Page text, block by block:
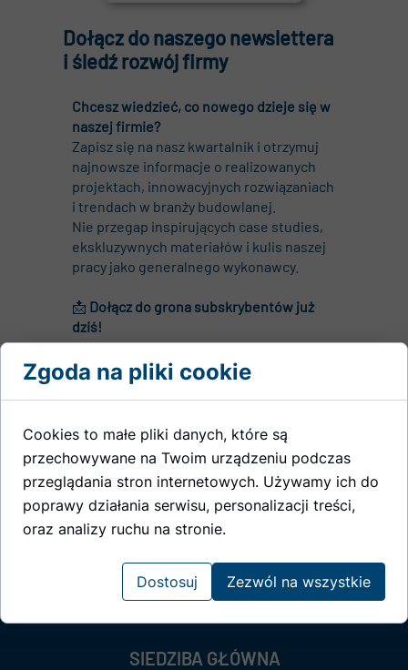
Dołącz do naszego newslettera
i śledźrozwój firmy
Chcesz wiedzieć, co nowego dzieje się w
naszej firmie?
Zapisz się na nasz kwartalnik i otrzymuj
najnowsze informacje o realizowanych
projektach, innowacyjnych rozwiązaniach
i trendach w branży budowlanej.
Nie przegap inspirujących case studies,
ekskluzywnych materiałów i kulis naszej
pracy jako generalnego wykonawcy.
📩 Dołącz do grona subskrybentów już
dziś!
Wpisz swój e-mail i otrzymuj świeże
wiadomości co kwartał.
Subskrybuj
SIEDZIBA GŁÓWNA
Zgoda na pliki cookie
Cookies to małe pliki danych, które są
przechowywane na Twoim urządzeniu podczas
przeglądania stron internetowych. Używamy ich do
poprawy działania serwisu, personalizacji treści,
oraz analizy ruchu na stronie.
Dostosuj Zezwól na wszystkie